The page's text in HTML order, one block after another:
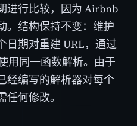
进行比较，因为 Airbnb
。结构保持不变：维护
日期对重建 URL，通过
用同一函数解析。由于
经编写的解析器对每个
何修改。